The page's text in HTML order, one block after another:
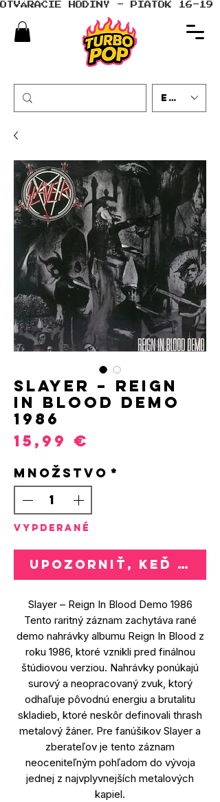
OTVÁRACIE HODINY - PIATOK 16-19
EUR (€)
Slayer – Reign
In Blood Demo
1986
15,99 €
Množstvo *
VYPDERANÉ
Upozorniť, keď
Slayer – Reign In Blood Demo 1986
Tento raritný záznam zachytáva rané
demo nahrávky albumu Reign In Blood z
roku 1986, ktoré vznikli pred finálnou
štúdiovou verziou. Nahrávky ponúkajú
surový a neopracovaný zvuk, ktorý
odhaľuje pôvodnú energiu a brutalitu
skladieb, ktoré neskôr definovali thrash
metalový žáner. Pre fanúšikov Slayer a
zberateľov je tento záznam
neoceniteľným pohľadom do vývoja
jednej z najvplyvnejších metalových
kapiel.